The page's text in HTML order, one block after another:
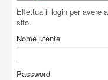
Effettua il login per avere
sito.
Nome utente
Password